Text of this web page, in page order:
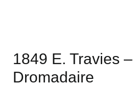
1849 E. Travies –
Dromadaire